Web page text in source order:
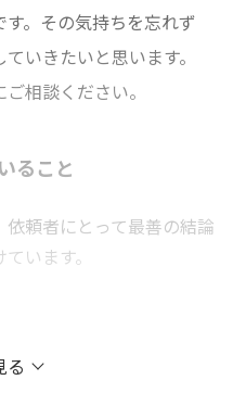
。その気持ちを忘れず
いきたいと思います。
相談ください。
ること
頼者にとって最善の結論
います。
る